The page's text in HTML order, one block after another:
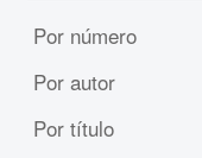
Por número
Por autor
Por título